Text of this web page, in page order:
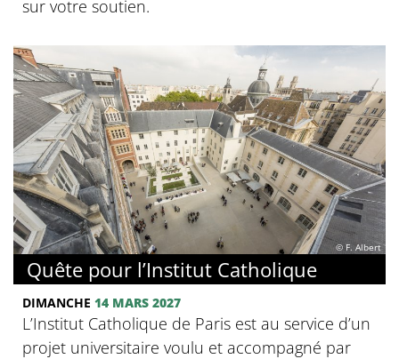
sur votre soutien.
© F. Albert
Quête pour l’Institut Catholique
DIMANCHE 14 MARS 2027
L’Institut Catholique de Paris est au service d’un
projet universitaire voulu et accompagné par